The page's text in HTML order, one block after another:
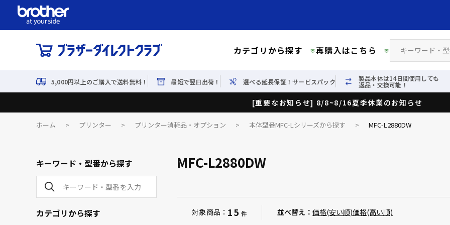
カテゴリから探す 再購入はこちら
5,000円以上のご購入で送料無料！ 最短で翌日出荷！ 選べる延長保証！サービスパック 製品本体は14日間使用しても
返品・交換可能！
[重要なお知らせ] 8/8~8/16夏季休業のお知らせ
ホーム > プリンター > プリンター消耗品・オプション > 本体型番MFC-Lシリーズから探す > MFC-L2880DW
キーワード・型番から探す
カテゴリから探す
MFC-L2880DW
対象商品： 15 件 並べ替え：価格(安い順)価格(高い順)